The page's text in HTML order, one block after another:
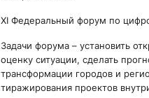
XI Федеральный форум по
Задачи форума – установить
оценку ситуации, сделать
трансформации городов и
тиражирования проектов